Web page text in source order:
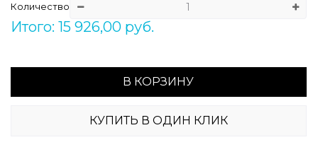
Количество
Итого: 15 926,00 руб.
В КОРЗИНУ
КУПИТЬ В ОДИН КЛИК